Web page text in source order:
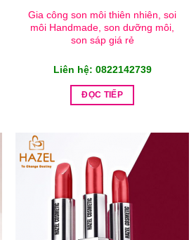
Gia công son môi thiên nhiên, soi
môi Handmade, son dưỡng môi,
son sáp giá rẻ
Liên hệ: 0822142739
ĐỌC TIẾP